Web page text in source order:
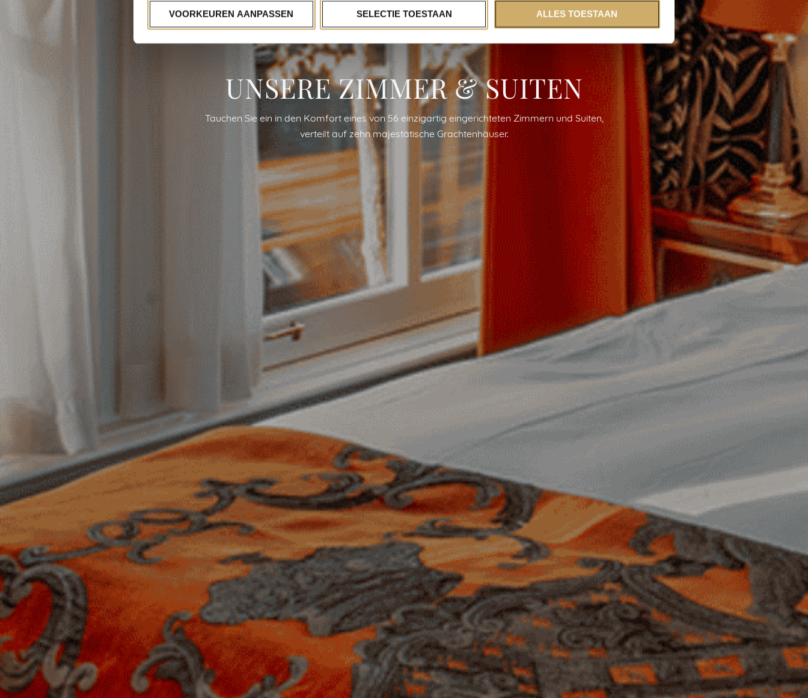
VOORKEUREN AANPASSEN SELECTIE TOESTAAN ALLES TOESTAAN
UNSERE ZIMMER & SUITEN
Tauchen Sie ein in den Komfort eines von 56 einzigartig eingerichteten Zimmern und Suiten,
verteilt auf zehn majestätische Grachtenhäuser.